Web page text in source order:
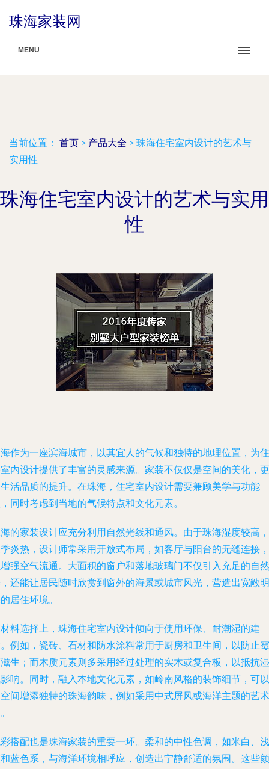
珠海家装网
MENU
当前位置： 首页 > 产品大全 > 珠海住宅室内设计的艺术与
实用性
珠海住宅室内设计的艺术与实用
性
作为一座滨海城市，以其宜人的气候和独特的地理位置，为住
内设计提供了丰富的灵感来源。家装不仅仅是空间的美化，更
活品质的提升。在珠海，住宅室内设计需要兼顾美学与功能
同时考虑到当地的气候特点和文化元素。
的家装设计应充分利用自然光线和通风。由于珠海湿度较高，
炎热，设计师常采用开放式布局，如客厅与阳台的无缝连接，
强空气流通。大面积的窗户和落地玻璃门不仅引入充足的自然
还能让居民随时欣赏到窗外的海景或城市风光，营造出宽敞明
居住环境。
料选择上，珠海住宅室内设计倾向于使用环保、耐潮湿的建
例如，瓷砖、石材和防水涂料常用于厨房和卫生间，以防止霉
生；而木质元素则多采用经过处理的实木或复合板，以抵抗湿
响。同时，融入本地文化元素，如岭南风格的装饰细节，可以
间增添独特的珠海韵味，例如采用中式屏风或海洋主题的艺术
搭配也是珠海家装的重要一环。柔和的中性色调，如米白、浅
蓝色系，与海洋环境相呼应，创造出宁静舒适的氛围。这些颜